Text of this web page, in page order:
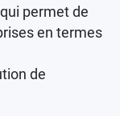
permet de
en termes
de